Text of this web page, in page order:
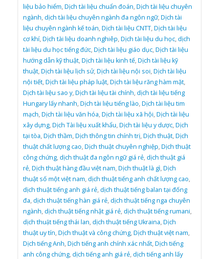
liệu bảo hiểm,Dịch tài liệu chuẩn đoán,Dịch tài liệu chuyên
ngành,dịch tài liệu chuyên ngành đa ngôn ngữ,Dịch tài
liệu chuyên ngành kế toán,Dịch tài liệu CNTT,Dịch tài liệu
cơ khí,Dịch tài liệu doanh nghiêp,Dịch tài liệu du học,dịch
tài liệu du học tiếng đức,Dịch tài liệu giáo dục,Dịch tài liệu
hướng dẫn kỹ thuật,Dịch tài liệu kinh tế,Dịch tài liệu kỹ
thuật,Dịch tài liệu lịch sử,Dịch tài liệu nội soi,Dịch tài liệu
nội tiết,Dịch tài liệu pháp luật,Dịch tài liệu răng hàm mặt,
Dịch tài liệu sao y,Dịch tài liệu tài chính,dịch tài liệu tiếng
Hungary lấy nhanh,Dịch tài liệu tiếng lào,Dịch tài liệu tim
mạch,Dịch tài liệu văn hóa,Dịch tài liệu xã hội,Dịch tài liệu
xây dựng,Dịch Tài liệu xuất khẩu,Dịch tài liệu y dược,Dịch
tại tòa,Dịch thầm,Dịch thông tin chính trị,Dịch thuật,Dịch
thuật chất lượng cao,Dịch thuật chuyên nghiệp,Dịch thuật
công chứng,dịch thuật đa ngôn ngữ giá rẻ,dịch thuật giá
rẻ,Dịch thuật hàng đầu việt nam,Dịch thuật là gì,Dịch
thuật số một việt nam,dịch thuật tiếng anh chất lượng cao,
dịch thuật tiếng anh giá rẻ,dịch thuật tiếng balan tại đống
đa,dịch thuật tiếng hàn giá rẻ,dịch thuật tiếng nga chuyên
ngành,dịch thuật tiếng nhật giá rẻ,dịch thuật tiếng rumani,
dịch thuật tiếng thái lan,dịch thuật tiếng Ukraina,Dịch
thuật uy tín,Dịch thuật và công chứng,Dịch thuật việt nam,
Dịch tiếng Anh,Dịch tiếng anh chính xác nhất,Dịch tiếng
anh công chứng,dịch tiếng anh giá rẻ,dịch tiếng anh lấy